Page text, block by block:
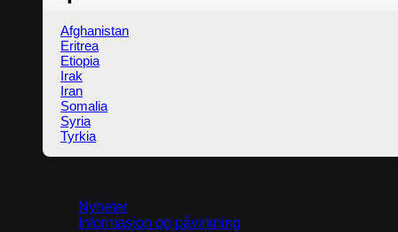
Afghanistan
Eritrea
Etiopia
Irak
Iran
Somalia
Syria
Tyrkia
Nyheter
Informasjon og påvirkning